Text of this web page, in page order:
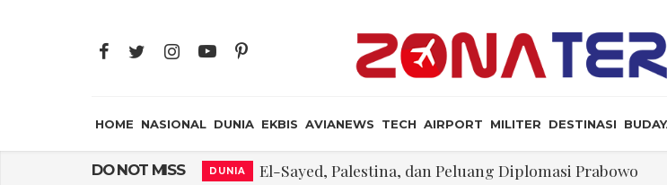
HOME NASIONAL DUNIA EKBIS AVIANEWS TECH AIRPORT MILITER DESTINASI
DO NOT MISS DUNIA El-Sayed, Palestina, dan Peluang Diplomasi Prabowo